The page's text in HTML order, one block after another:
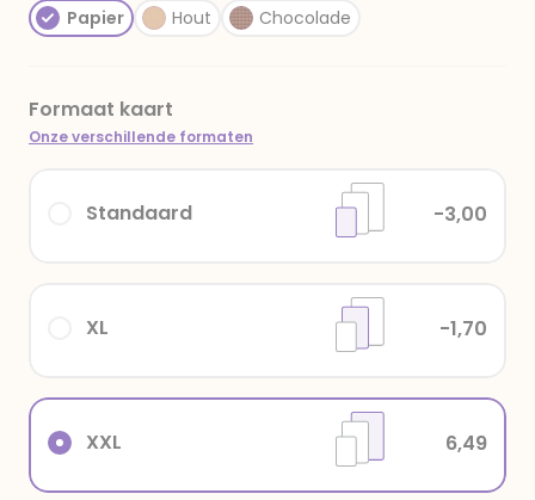
Papier Hout Chocolade
Formaat kaart
Onze verschillende formaten
XXL 6,49
XL -1,70
Standaard -3,00